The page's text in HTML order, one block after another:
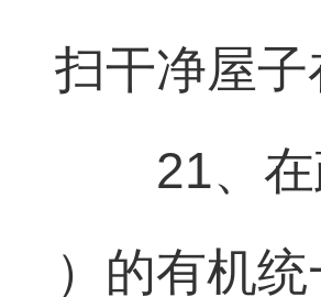
扫干净屋子
21、
）的有机统